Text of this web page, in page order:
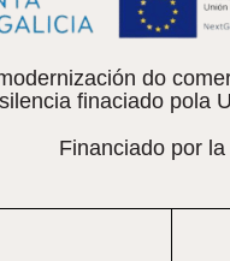
do
finaciado pola
Financiado por